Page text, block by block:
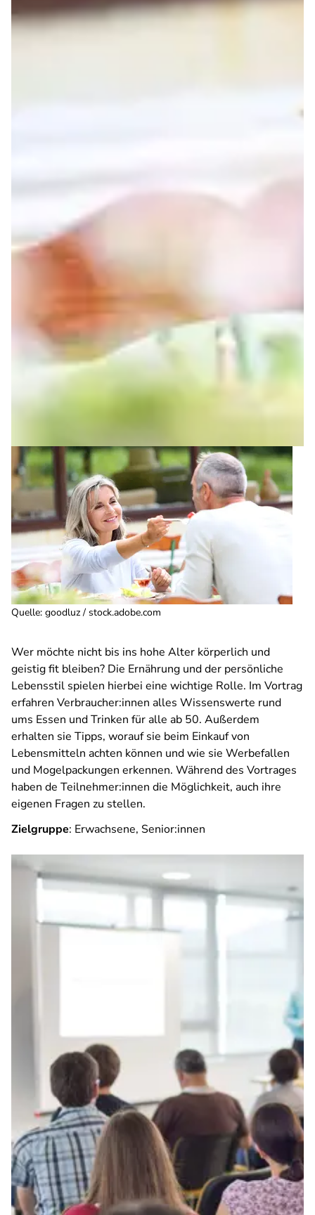
Quelle: goodluz / stock.adobe.com
Wer möchte nicht bis ins hohe Alter körperlich und
geistig fit bleiben? Die Ernährung und der persönliche
Lebensstil spielen hierbei eine wichtige Rolle. Im Vortrag
erfahren Verbraucher:innen alles Wissenswerte rund
ums Essen und Trinken für alle ab 50. Außerdem
erhalten sie Tipps, worauf sie beim Einkauf von
Lebensmitteln achten können und wie sie Werbefallen
und Mogelpackungen erkennen. Während des Vortrages
haben de Teilnehmer:innen die Möglichkeit, auch ihre
eigenen Fragen zu stellen.
Zielgruppe: Erwachsene, Senior:innen